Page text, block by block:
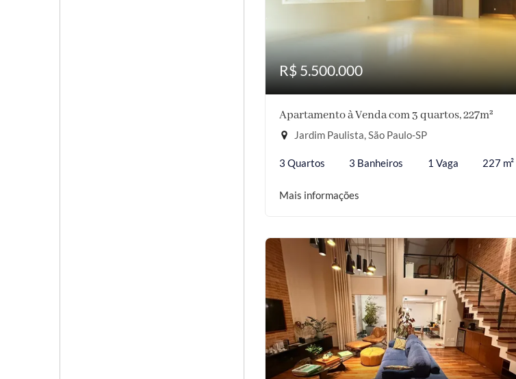
R$ 5.500.000
Apartamento à Venda com 3 quartos, 227m²
Jardim Paulista, São Paulo-SP
3 Quartos 3 Banheiros 1 Vaga 227 m²
Mais informações